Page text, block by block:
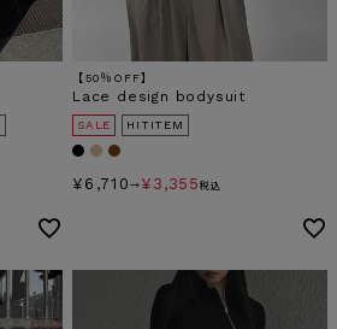
【50％OFF】
Lace design bodysuit
SALE HITITEM
¥ 6,710 → ¥ 3,355 税込